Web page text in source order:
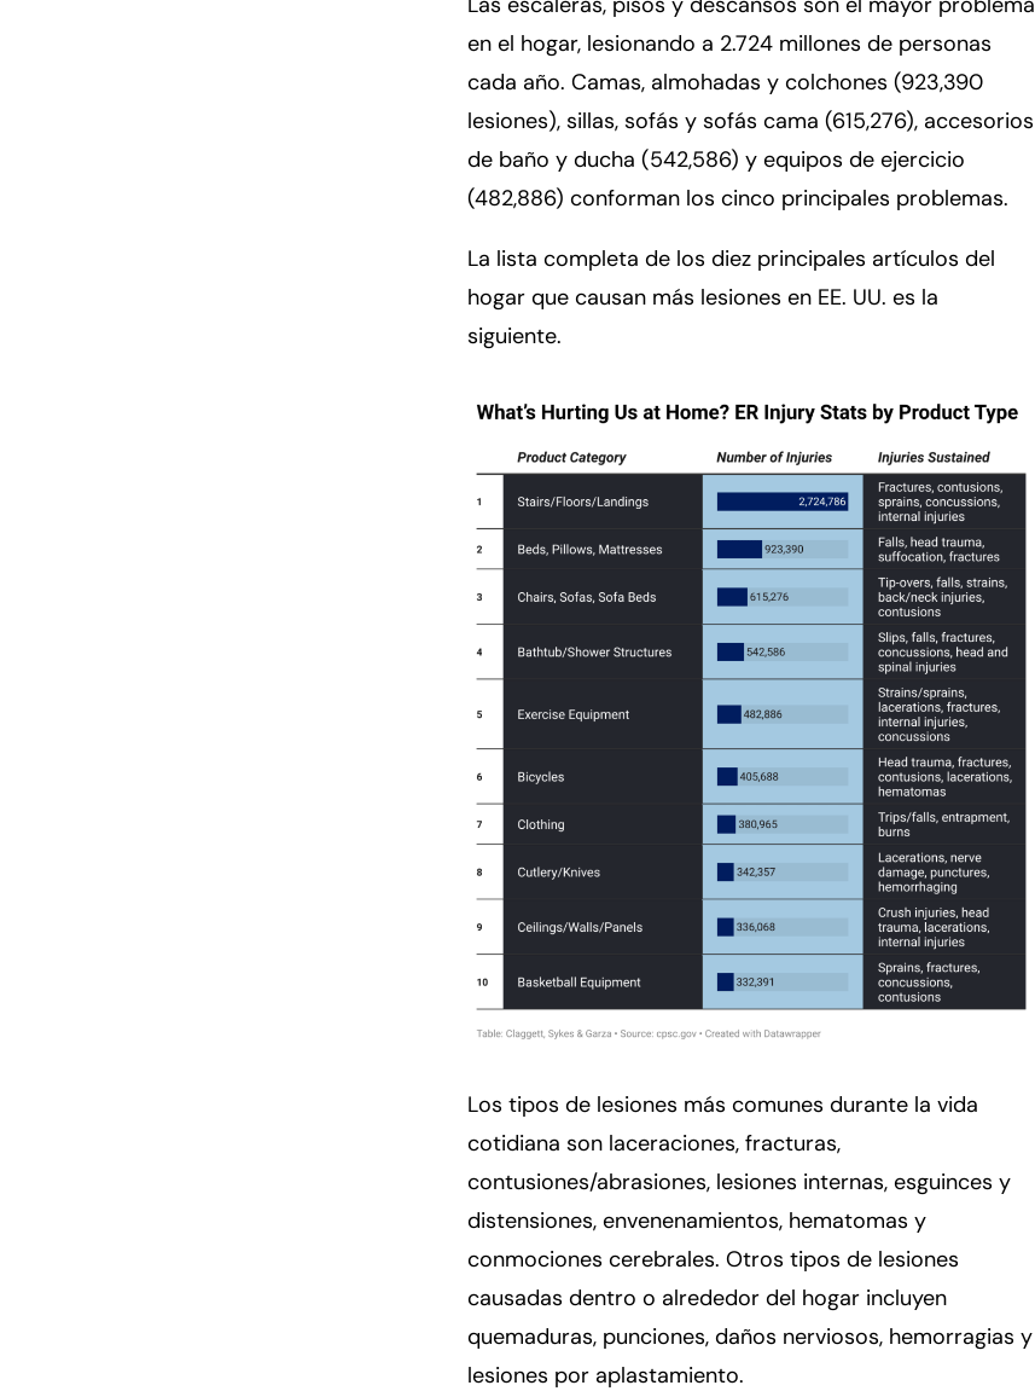
en el hogar, lesionando a 2.724 millones de personas
cada año. Camas, almohadas y colchones (923,390
lesiones), sillas, sofás y sofás cama (615,276), accesorios
de baño y ducha (542,586) y equipos de ejercicio
(482,886) conforman los cinco principales problemas.
La lista completa de los diez principales artículos del
hogar que causan más lesiones en EE. UU. es la
siguiente.
Los tipos de lesiones más comunes durante la vida
cotidiana son laceraciones, fracturas,
contusiones/abrasiones, lesiones internas, esguinces y
distensiones, envenenamientos, hematomas y
conmociones cerebrales. Otros tipos de lesiones
causadas dentro o alrededor del hogar incluyen
quemaduras, punciones, daños nerviosos, hemorragias y
lesiones por aplastamiento.